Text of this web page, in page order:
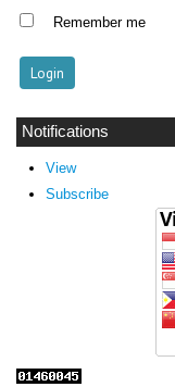
Remember me
Notifications
View
Subscribe